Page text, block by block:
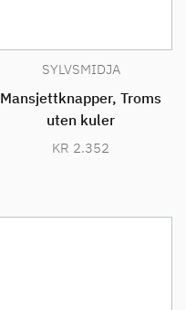
SYLVSMIDJA
Mansjettknapper, Troms
uten kuler
KR 2.352